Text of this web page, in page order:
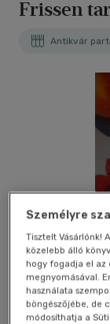
Frissen
Antikvár
Személyre
Tisztelt Vásárlónk!
közelebb álló
hogy fogadja el az
megnyomásával.
használata
böngészőjébe, de
módosíthatja a